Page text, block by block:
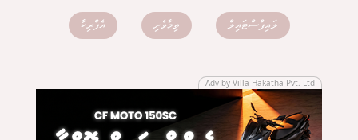
ލައިފްސްޓައިލް ތިމާވެށި އެފްރިކާ
Adv by Villa Hakatha Pvt. Ltd